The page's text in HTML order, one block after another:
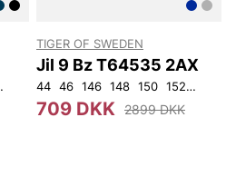
48 50 52 54 56 92 104
TIGER OF SWEDEN
Jil 9 Bz T64535 2AX
44 46 146 148 150 152 92
709 DKK 2899 DKK